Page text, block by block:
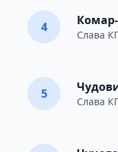
4
Слава
5
Слава